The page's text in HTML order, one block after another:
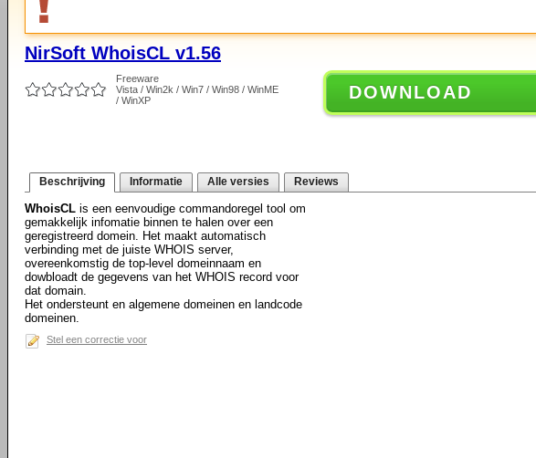
NirSoft WhoisCL v1.56
Freeware
Vista / Win2k / Win7 / Win98 / WinME
/ WinXP
DOWNLOAD
Beschrijving Informatie Alle versies Reviews
WhoisCL is een eenvoudige commandoregel tool om
gemakkelijk infomatie binnen te halen over een
geregistreerd domein. Het maakt automatisch
verbinding met de juiste WHOIS server,
overeenkomstig de top-level domeinnaam en
dowbloadt de gegevens van het WHOIS record voor
dat domain.
Het ondersteunt en algemene domeinen en landcode
domeinen.
Stel een correctie voor